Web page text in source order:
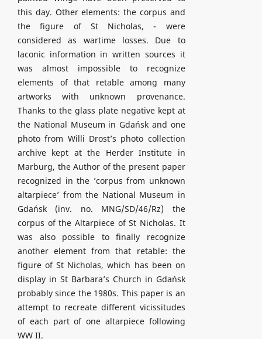
this day. Other elements: the corpus and
the figure of St Nicholas, - were
considered as wartime losses. Due to
laconic information in written sources it
was almost impossible to recognize
elements of that retable among many
artworks with unknown provenance.
Thanks to the glass plate negative kept at
the National Museum in Gdańsk and one
photo from Willi Drost’s photo collection
archive kept at the Herder Institute in
Marburg, the Author of the present paper
recognized in the ’corpus from unknown
altarpiece’ from the National Museum in
Gdańsk (inv. no. MNG/SD/46/Rz) the
corpus of the Altarpiece of St Nicholas. It
was also possible to finally recognize
another element from that retable: the
figure of St Nicholas, which has been on
display in St Barbara’s Church in Gdańsk
probably since the 1980s. This paper is an
attempt to recreate different vicissitudes
of each part of one altarpiece following
WW II.